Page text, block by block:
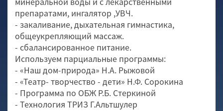
препаратами, ингалятор ,УВЧ.
- закаливание, дыхательная гимнастика,
общеукрепляющий массаж.
- сбалансированное питание.
Используем парциальные программы:
- «Наш дом-природа» Н.А. Рыжовой
- «Театр- творчество - дети» Н.Ф. Сорокина
- Программа по ОБЖ Р.Б. Стеркиной
- Технология ТРИЗ Г.Альтшулер